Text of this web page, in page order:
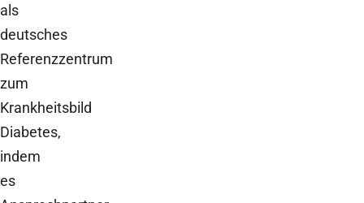
als
deutsches
Referenzzentrum
zum
Krankheitsbild
Diabetes,
indem
es